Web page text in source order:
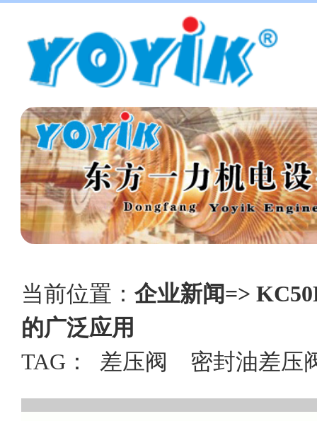
当前位置： 企业新闻=>
的广泛应用
TAG： 差压阀 密封油差压